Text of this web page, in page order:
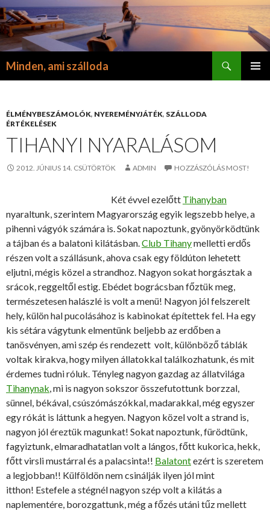
Minden, ami szálloda
ÉLMÉNYBESZÁMOLÓK, NYEREMÉNYJÁTÉK, SZÁLLODA
ÉRTÉKELÉSEK
TIHANYI NYARALÁSOM
2012. JÚNIUS 14. CSÜTÖRTÖK ADMIN HOZZÁSZÓLÁS MOST!
Két évvel ezelőtt Tihanyban
nyaraltunk, szerintem Magyarország egyik legszebb helye, a
pihenni vágyók számára is. Sokat napoztunk, gyönyörködtünk
a tájban és a balatoni kilátásban.Club Tihanymelletti erdős
részen volt a szállásunk, ahova csak egy földúton lehetett
eljutni, mégis közel a strandhoz. Nagyon sokat horgásztak a
srácok, reggeltől estig. Ebédet bográcsban főztük meg,
természetesen halászlé is volt a menü! Nagyon jól felszerelt
hely, külön hal pucolásához is kabinokat építettek fel. Ha egy
kis sétára vágytunk elmentünk beljebb az erdőben a
tanösvényen, ami szép és rendezett volt, különböző táblák
voltak kirakva, hogy milyen állatokkal találkozhatunk, és mit
érdemes tudni róluk. Tényleg nagyon gazdag az állatvilága
Tihanynak, mi is nagyon sokszor összefutottunk borzzal,
sünnel, békával, csúszómászókkal, madarakkal, még egyszer
egy rókát is láttunk a hegyen. Nagyon közel volt a strand is,
nagyon jól éreztük magunkat! Sokat napoztunk, fürödtünk,
fagyiztunk, elmaradhatatlan volt a lángos, főtt kukorica, hekk,
főtt virsli mustárral és a palacsinta!! Balatontezért is szeretem
a legjobban!! Külföldön nem csinálják ilyen jól mint
itthon! Estefele a stégnél nagyon szép volt a kilátás a
naplementére, borozgattunk, még a főzés utáni tűz mellett